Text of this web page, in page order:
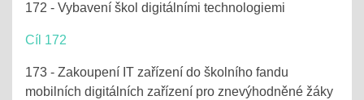
172 - Vybavení škol digitálními technologiemi
Cíl 172
173 - Zakoupení IT zařízení do školního fandu
mobilních digitálních zařízení pro znevýhodněné žáky